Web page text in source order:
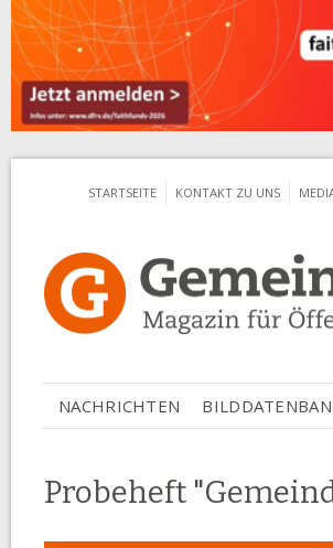
STARTSEITE KONTAKT ZU UNS
NACHRICHTEN
Probeheft